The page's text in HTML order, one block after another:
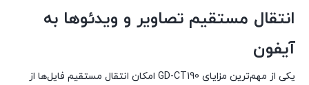
انتقال مستقیم تصاویر و ویدئوها به
آیفون
یکی از مهم‌ترین مزایای GD-CT190 امکان انتقال مستقیم فایل‌ها از